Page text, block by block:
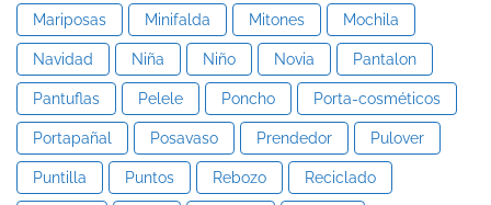
Mariposas Minifalda Mitones Mochila
Navidad Niña Niño Novia Pantalon
Pantuflas Pelele Poncho Porta-cosméticos
Portapañal Posavaso Prendedor Pulover
Puntilla Puntos Rebozo Reciclado